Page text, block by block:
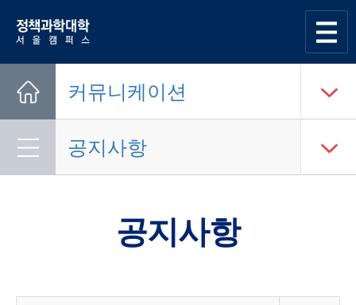
한양대학교
커뮤니케이션
공지사항
공지사항